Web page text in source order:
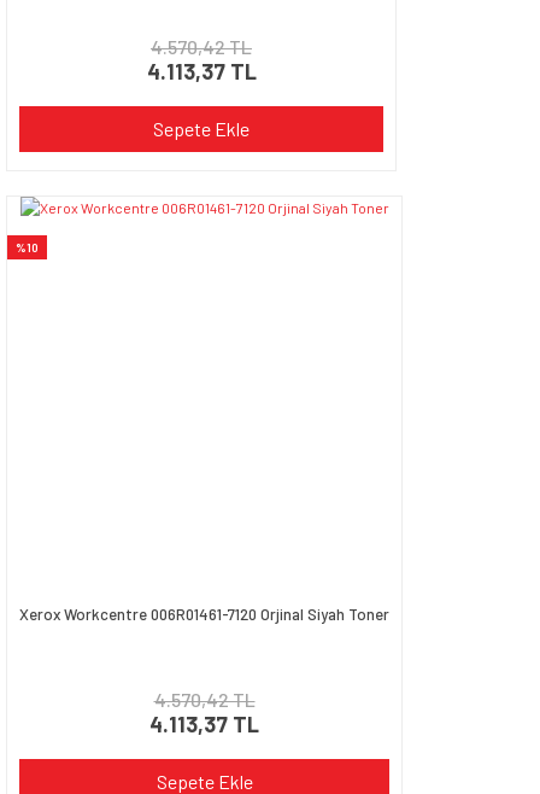
4.570,42 TL
4.113,37 TL
Sepete Ekle
%10
Xerox Workcentre 006R01461-7120 Orjinal Siyah Toner
4.570,42 TL
4.113,37 TL
Sepete Ekle